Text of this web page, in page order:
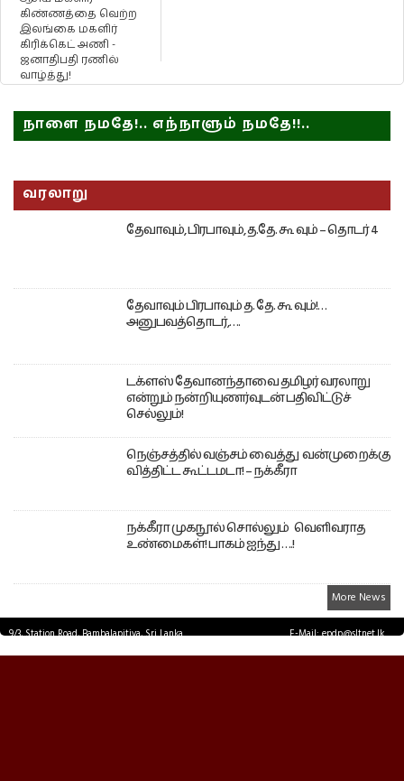
கிண்ணத்தை வெற்ற
இலங்கை மகளிர்
கிரிக்கெட் அணி -
ஜனாதிபதி ரணில்
வாழ்த்து!
நாளை நமதே!.. எந்நாளும் நமதே!!..
வரலாறு
தேவாவும், பிரபாவும், த.தே. கூ வும் – தொடர் 4
தேவாவும் பிரபாவும் த. தே. கூ வும்!…
அனுபவத்தொடர்,….
டக்ளஸ் தேவானந்தாவை தமிழர் வரலாறு
என்றும் நன்றியுணர்வுடன் பதிவிட்டுச்
செல்லும்!
நெஞ்சத்தில் வஞ்சம் வைத்து வன்முறைக்கு
வித்திட்ட கூட்டமடா! – நக்கீரா
நக்கீரா முகநூல் சொல்லும் வெளிவராத
உண்மைகள்! பாகம் ஐந்து ….!
More News
9/3, Station Road, Bambalapitiya, Sri Lanka.
E-Mail: epdp@sltnet.lk